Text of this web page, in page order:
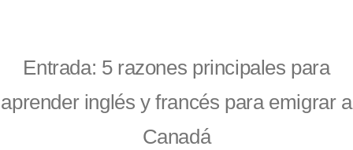
Entrada: 5 razones principales para
aprender inglés y francés para emigrar a
Canadá